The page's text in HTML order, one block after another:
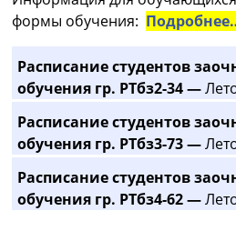
формы обучения:
Расписание студентов
обучения гр. РТбз2-34 —
Расписание студентов
обучения гр. РТбз3-73 —
Расписание студентов
обучения гр. РТбз4-62 —